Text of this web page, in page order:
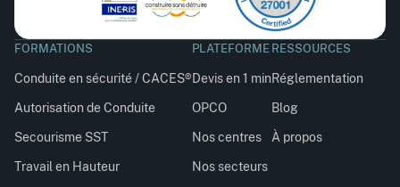
FORMATIONS
Conduite en sécurité / CACES®
Autorisation de Conduite
Secourisme SST
Travail en Hauteur
PLATEFORME
Devis en 1 min
OPCO
Nos centres
Nos secteurs
RESSOURCES
Réglementation
Blog
À propos